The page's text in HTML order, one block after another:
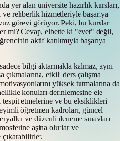
yer alan üniversite hazırlık kursları,
ve rehberlik hizmetleriyle başarıya
görevi görüyor. Peki, bu kurslar
mi? Cevap, elbette ki "evet" değil,
aktif katılımıyla başarıya
bilgi aktarmakla kalmaz, aynı
çıkmalarına, etkili ders çalışma
yüksek tutmalarına da
konuları derinlemesine ele
etmelerine ve bu eksiklikleri
öğretmen kadroları, güncel
ve düzenli deneme sınavları
aşina olurlar ve